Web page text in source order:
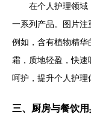
在个人护理领域
一系列产品。图片注
例如，含有植物精
霜，质地轻盈，快
呵护，提升个人护理
三、厨房与餐饮